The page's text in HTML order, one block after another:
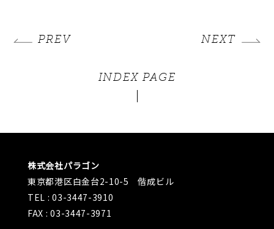
PREV NEXT
INDEX PAGE
株式会社パラゴン
東京都港区白金台2-10-5 偕成ビル
TEL : 03-3447-3910
FAX : 03-3447-3971